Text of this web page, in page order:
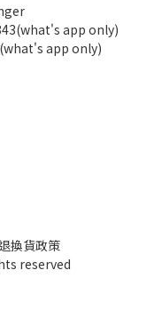
(what's app only)
(what's app only)
退換貨政策
reserved